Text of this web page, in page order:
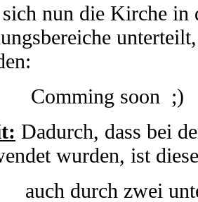
nun die Kirche in
soon ;)
Dadurch, dass bei
wurden, ist diese
durch zwei